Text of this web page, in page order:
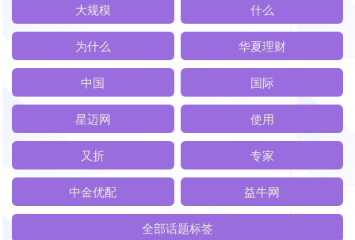
大规模 什么
为什么 华夏理财
中国 国际
星迈网 使用
又折 专家
中金优配 益牛网
全部话题标签